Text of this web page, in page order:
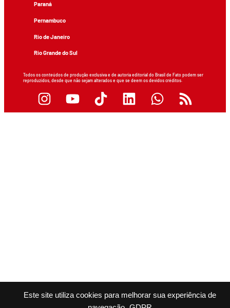
Este site utiliza cookies para melhorar sua experiência de
Paraná
Pernambuco
Rio de Janeiro
Rio Grande do Sul
Todos os conteúdos de produção exclusiva e de autoria editorial do Brasil de Fato podem ser
reproduzidos, desde que não sejam alterados e que se deem os devidos créditos.